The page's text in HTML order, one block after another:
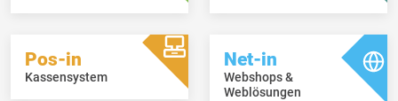
Pos-in
Kassensystem
Net-in
Webshops &
Weblösungen